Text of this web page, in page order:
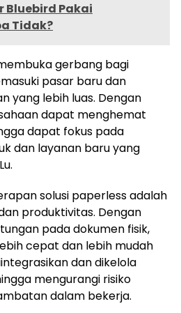
Bluebird Pakai
Tidak?
gerbang bagi
pasar baru dan
yang lebih luas. Dengan
dapat menghemat
dapat fokus pada
dan layanan baru yang
solusi paperless adalah
produktivitas. Dengan
pada dokumen fisik,
cepat dan lebih mudah
dan dikelola
mengurangi risiko
dalam bekerja.